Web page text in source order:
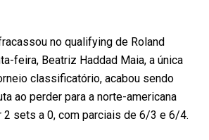
no qualifying de Roland
feira, Beatriz Haddad Maia, a única
classificatório, acabou sendo
ao perder para a norte-americana
2 sets a 0, com parciais de 6/3 e 6/4.